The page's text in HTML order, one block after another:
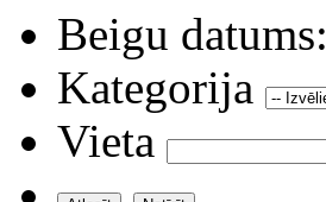
Beigu datums:
Kategorija
Vieta